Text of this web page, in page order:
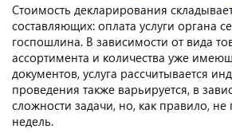
Стоимость декларирования
составляющих: оплата услуги органа
госпошлина. В зависимости от вида
ассортимента и количества уже
документов, услуга рассчитывается
проведения также варьируется, в
сложности задачи, но, как правило,
недель.